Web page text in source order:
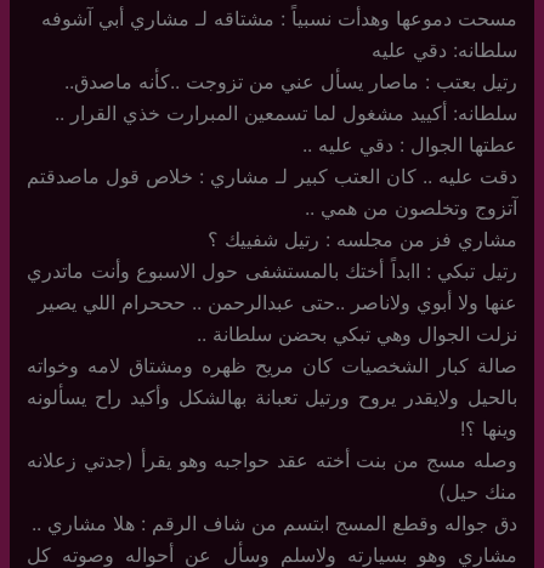
مسحت دموعها وهدأت نسبياً : مشتاقه لـ مشاري أبي آشوفه
سلطانه: دقي عليه
رتيل بعتب : ماصار يسأل عني من تزوجت ..كأنه ماصدق..
سلطانه: أكييد مشغول لما تسمعين المبرارت خذي القرار ..
عطتها الجوال : دقي عليه ..
دقت عليه .. كان العتب كبير لـ مشاري : خلاص قول ماصدقتم
آتزوج وتخلصون من همي ..
مشاري فز من مجلسه : رتيل شفييك ؟
رتيل تبكي : اابداً أختك بالمستشفى حول الاسبوع وأنت ماتدري
عنها ولا أبوي ولاناصر ..حتى عبدالرحمن .. حححرام اللي يصير
نزلت الجوال وهي تبكي بحضن سلطانة ..
صالة كبار الشخصيات كان مريح ظهره ومشتاق لامه وخواته
بالحيل ولايقدر يروح ورتيل تعبانة بهالشكل وأكيد راح يسألونه
وينها ؟!
وصله مسج من بنت أخته عقد حواجبه وهو يقرأ (جدتي زعلانه
منك حيل)
دق جواله وقطع المسج ابتسم من شاف الرقم : هلا مشاري ..
مشاري وهو بسيارته ولاسلم وسأل عن أحواله وصوته كل